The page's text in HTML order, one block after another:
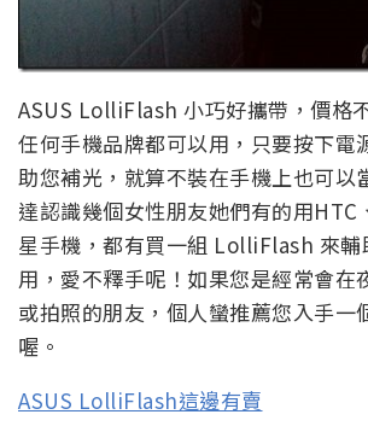
ASUS LolliFlash 小巧好攜帶，價格
任何手機品牌都可以用，只要按下電
助您補光，就算不裝在手機上也可以
達認識幾個女性朋友她們有的用HTC
星手機，都有買一組 LolliFlash 來輔
用，愛不釋手呢！如果您是經常會在
或拍照的朋友，個人蠻推薦您入手一
喔。
ASUS LolliFlash這邊有賣